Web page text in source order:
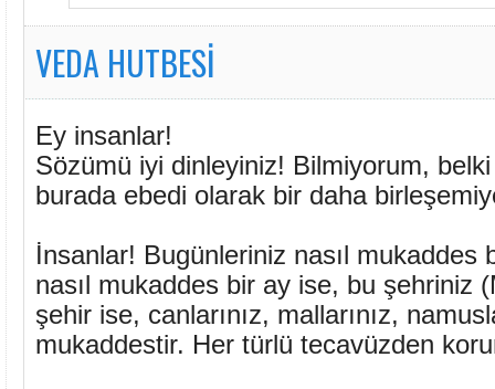
VEDA HUTBESİ
Ey insanlar!
Sözümü iyi dinleyiniz! Bilmiyorum,
burada ebedi olarak bir daha
İnsanlar! Bugünleriniz nasıl mukaddes
nasıl mukaddes bir ay ise, bu şehriniz
şehir ise, canlarınız, mallarınız,
mukaddestir. Her türlü tecavüzden